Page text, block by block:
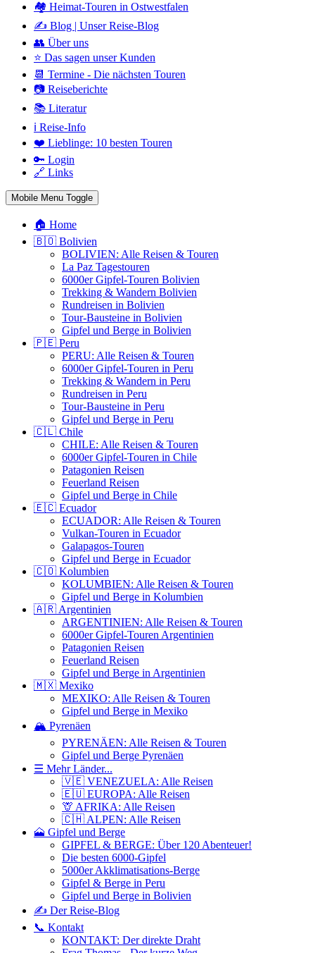
🏘️ Heimat-Touren in Ostwestfalen
✍️ Blog | Unser Reise-Blog
👥 Über uns
⭐ Das sagen unser Kunden
📆 Termine - Die nächsten Touren
📷 Reiseberichte
📚 Literatur
ℹ️ Reise-Info
❤️ Lieblinge: 10 besten Touren
🔑 Login
🔗 Links
Mobile Menu Toggle
🏠 Home
🇧🇴 Bolivien
BOLIVIEN: Alle Reisen & Touren
La Paz Tagestouren
6000er Gipfel-Touren Bolivien
Trekking & Wandern Bolivien
Rundreisen in Bolivien
Tour-Bausteine in Bolivien
Gipfel und Berge in Bolivien
🇵🇪 Peru
PERU: Alle Reisen & Touren
6000er Gipfel-Touren in Peru
Trekking & Wandern in Peru
Rundreisen in Peru
Tour-Bausteine in Peru
Gipfel und Berge in Peru
🇨🇱 Chile
CHILE: Alle Reisen & Touren
6000er Gipfel-Touren in Chile
Patagonien Reisen
Feuerland Reisen
Gipfel und Berge in Chile
🇪🇨 Ecuador
ECUADOR: Alle Reisen & Touren
Vulkan-Touren in Ecuador
Galapagos-Touren
Gipfel und Berge in Ecuador
🇨🇴 Kolumbien
KOLUMBIEN: Alle Reisen & Touren
Gipfel und Berge in Kolumbien
🇦🇷 Argentinien
ARGENTINIEN: Alle Reisen & Touren
6000er Gipfel-Touren Argentinien
Patagonien Reisen
Feuerland Reisen
Gipfel und Berge in Argentinien
🇲🇽 Mexiko
MEXIKO: Alle Reisen & Touren
Gipfel und Berge in Mexiko
🏔️ Pyrenäen
PYRENÄEN: Alle Reisen & Touren
Gipfel und Berge Pyrenäen
☰ Mehr Länder...
🇻🇪 VENEZUELA: Alle Reisen
🇪🇺 EUROPA: Alle Reisen
🦒 AFRIKA: Alle Reisen
🇨🇭 ALPEN: Alle Reisen
🗻 Gipfel und Berge
GIPFEL & BERGE: Über 120 Abenteuer!
Die besten 6000-Gipfel
5000er Akklimatisations-Berge
Gipfel & Berge in Peru
Gipfel und Berge in Bolivien
✍️ Der Reise-Blog
📞 Kontakt
KONTAKT: Der direkte Draht